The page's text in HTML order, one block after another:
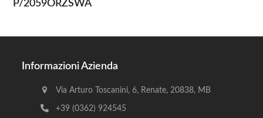
P/2059ORZSWA
Informazioni Azienda
Via Arturo Toscanini, 6, Renate, 20838, MB
+39 (0362) 924545